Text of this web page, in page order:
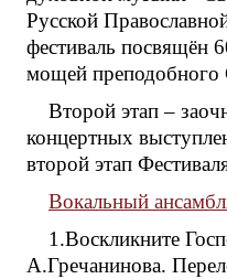
Русской
фестиваль посвящён
мощей преподобного
Второй этап –
концертных
второй этап
Вокальный
1.Воскликните
А.Гречанинова.